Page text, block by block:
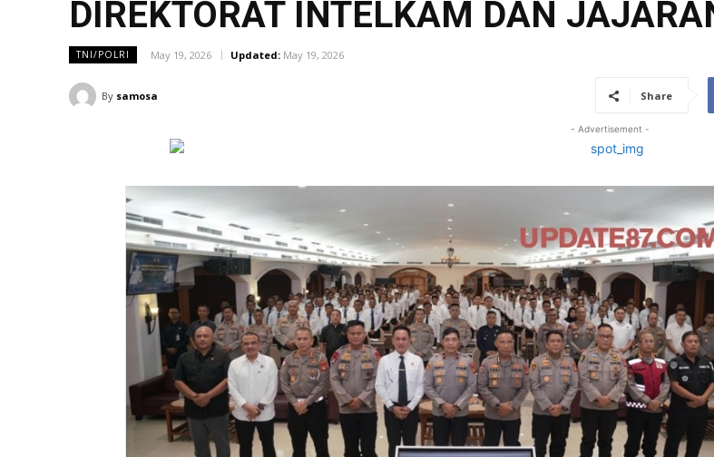
DIREKTORAT INTELKAM DAN
TNI/POLRI May 19, 2026 Updated: May 19, 2026
By samosa Share
- Advertisement -